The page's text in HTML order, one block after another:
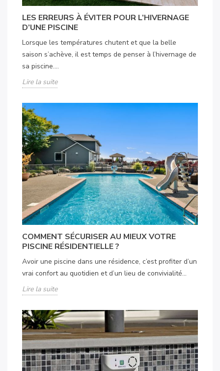
LES ERREURS À ÉVITER POUR L’HIVERNAGE
D’UNE PISCINE
Lorsque les températures chutent et que la belle
saison s’achève, il est temps de penser à l’hivernage de
sa piscine....
Lire la suite
COMMENT SÉCURISER AU MIEUX VOTRE
PISCINE RÉSIDENTIELLE ?
Avoir une piscine dans une résidence, c’est profiter d’un
vrai confort au quotidien et d’un lieu de convivialité...
Lire la suite